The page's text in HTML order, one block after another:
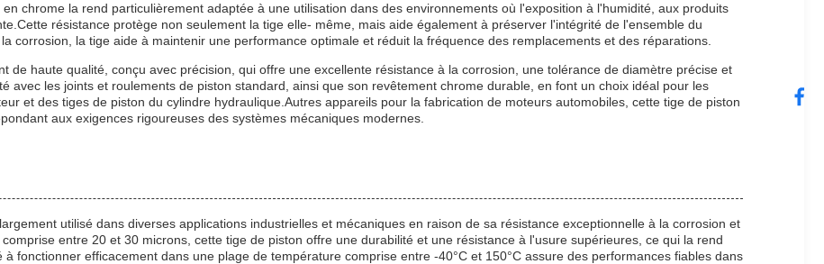
chrome la rend particulièrement adaptée à une utilisation dans des environnements où l'exposition à l'humidité, aux produits
résistance protège non seulement la tige elle- même, mais aide également à préserver l'intégrité de l'ensemble du
corrosion, la tige aide à maintenir une performance optimale et réduit la fréquence des remplacements et des réparations.
de haute qualité, conçu avec précision, qui offre une excellente résistance à la corrosion, une tolérance de diamètre précise et
avec les joints et roulements de piston standard, ainsi que son revêtement chrome durable, en font un choix idéal pour les
et des tiges de piston du cylindre hydraulique.Autres appareils pour la fabrication de moteurs automobiles, cette tige de piston
aux exigences rigoureuses des systèmes mécaniques modernes.
utilisé dans diverses applications industrielles et mécaniques en raison de sa résistance exceptionnelle à la corrosion et
entre 20 et 30 microns, cette tige de piston offre une durabilité et une résistance à l'usure supérieures, ce qui la rend
fonctionner efficacement dans une plage de température comprise entre -40°C et 150°C assure des performances fiables dans